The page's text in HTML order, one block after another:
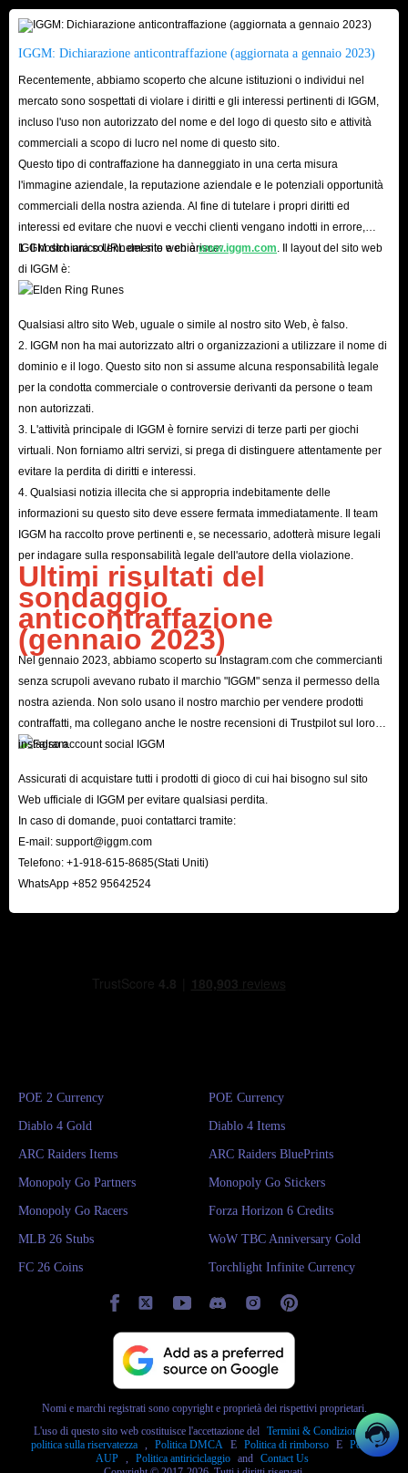
corrispondenti direttamente da una piattaforma di trading sicura.
IGGM.com ha una varietà delle carte Carnival Tycoon più economiche in
vendita, inclusi gli adesivi dorati che possono essere scambiati durante
l'evento dorato a tempo limitato. Se diventi membro del nostro
IGGM.com, potrai anche usufruire di uno sconto fino al 5% sugli adesivi,
con un rapporto qualità-prezzo garantito!
Di solito, riceverai le carte acquistate in poco tempo dopo aver completato
il pagamento. Poiché IGGM.com ha un fornitore di adesivi Carnival
Tycoon sicuro e legale per garantire che tu possa sempre acquistare le carte
sistema ci avviserà che abbiamo scorte pronte per la spedizione. Dopo aver
ricevuto il pagamento, confermeremo immediatamente l'ordine e gli
Se non riusciamo a spedire la merce in tempo a causa di circostanze
impreviste, la nostra politica di rimborso può anche proteggerti! Puoi
sempre richiedere un rimborso prima della spedizione per garantire la
sicurezza della tua proprietà. Se hai domande sul tuo ordine, il nostro
domande in qualsiasi momento.
In breve, con molti anni di esperienza nel commercio di prodotti,
IGGM.com è diventato il posto migliore per la maggior parte dei giocatori
per acquistare carte Carnival Tycoon. Prezzi bassi, consegna super veloce,
politica di rimborso perfetta e risposta tempestiva 24 ore su 24, 7 giorni su
7 sono i motivi principali per cui dovresti sceglierci. Quindi cosa aspetti,
sbrigati e acquista i tuoi adesivi preferiti!
Passaggi per ottenere adesivi Carnival Tycoon su
IGGM.com
Dopo aver ordinato tutti gli adesivi di cui hai bisogno, fai clic su
Checkout.
Compila le informazioni utente e di consegna pertinenti come richiesto.
Seleziona il tuo metodo di pagamento preferito e fai clic su Paga ora.
IGGM: Dichiarazione anticontraffazione (aggiornata a gennaio 2023)
Recentemente, abbiamo scoperto che alcune istituzioni o individui nel
mercato sono sospettati di violare i diritti e gli interessi pertinenti di IGGM,
incluso l'uso non autorizzato del nome e del logo di questo sito e attività
commerciali a scopo di lucro nel nome di questo sito.
Questo tipo di contraffazione ha danneggiato in una certa misura
l'immagine aziendale, la reputazione aziendale e le potenziali opportunità
commerciali della nostra azienda. Al fine di tutelare i propri diritti ed
interessi ed evitare che nuovi e vecchi clienti vengano indotti in errore,
IGGM dichiara solennemente e chiarisce:
1. Il nostro unico URL del sito web èwww.iggm.com . Il layout del sito web
di IGGM è:
Qualsiasi altro sito Web, uguale o simile al nostro sito Web, è falso.
2. IGGM non ha mai autorizzato altri o organizzazioni a utilizzare il nome di
dominio e il logo. Questo sito non si assume alcuna responsabilità legale
per la condotta commerciale o controversie derivanti da persone o team
non autorizzati.
3. L'attività principale di IGGM è fornire servizi di terze parti per giochi
virtuali. Non forniamo altri servizi, si prega di distinguere attentamente per
evitare la perdita di diritti e interessi.
4. Qualsiasi notizia illecita che si appropria indebitamente delle
informazioni su questo sito deve essere fermata immediatamente. Il team
IGGM ha raccolto prove pertinenti e, se necessario, adotterà misure legali
per indagare sulla responsabilità legale dell'autore della violazione.
Ultimi risultati del
sondaggio
anticontraffazione
(gennaio 2023)
Nel gennaio 2023, abbiamo scoperto su Instagram.com che commercianti
senza scrupoli avevano rubato il marchio "IGGM" senza il permesso della
nostra azienda. Non solo usano il nostro marchio per vendere prodotti
contraffatti, ma collegano anche le nostre recensioni di Trustpilot sul loro
instagram.
Assicurati di acquistare tutti i prodotti di gioco di cui hai bisogno sul sito
Web ufficiale di IGGM per evitare qualsiasi perdita.
In caso di domande, puoi contattarci tramite:
E-mail: support@iggm.com
Telefono: +1-918-615-8685(Stati Uniti)
WhatsApp +852 95642524
POE 2 Currency POE Currency
Diablo 4 Gold Diablo 4 Items
ARC Raiders Items ARC Raiders BluePrints
Monopoly Go Partners Monopoly Go Stickers
Monopoly Go Racers Forza Horizon 6 Credits
MLB 26 Stubs WoW TBC Anniversary Gold
FC 26 Coins Torchlight Infinite Currency
Nomi e marchi registrati sono copyright e proprietà dei rispettivi proprietari.
L'uso di questo sito web costituisce l'accettazione del Termini & Condizioni E
politica sulla riservatezza
Politica DMCA E Politica di rimborso E Politica
AUP
Politica antiriciclaggio and Contact Us